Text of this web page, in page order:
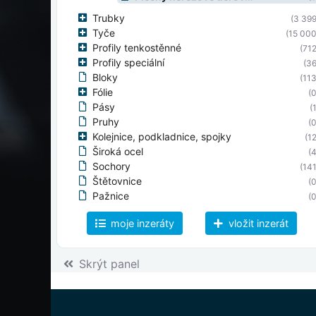
Trubky (3
Tyče (15
Profily tenkostěnné
Profily speciální
Bloky
Fólie
Pásy
Pruhy
Kolejnice, podkladnice, spojky
Široká ocel
Sochory
Štětovnice
Pažnice
Dráty
Podlahové rošty
Svařované sítě
moje inzeráty vložit inzerát
Skrýt panel